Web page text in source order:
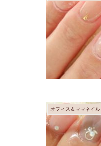
オフィス＆ママネイル